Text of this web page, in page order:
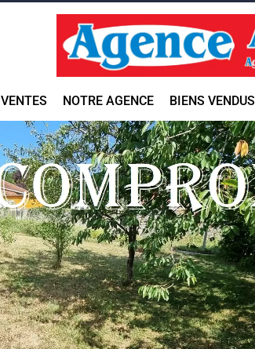
VENTES NOTRE AGENCE BIENS VENDUS